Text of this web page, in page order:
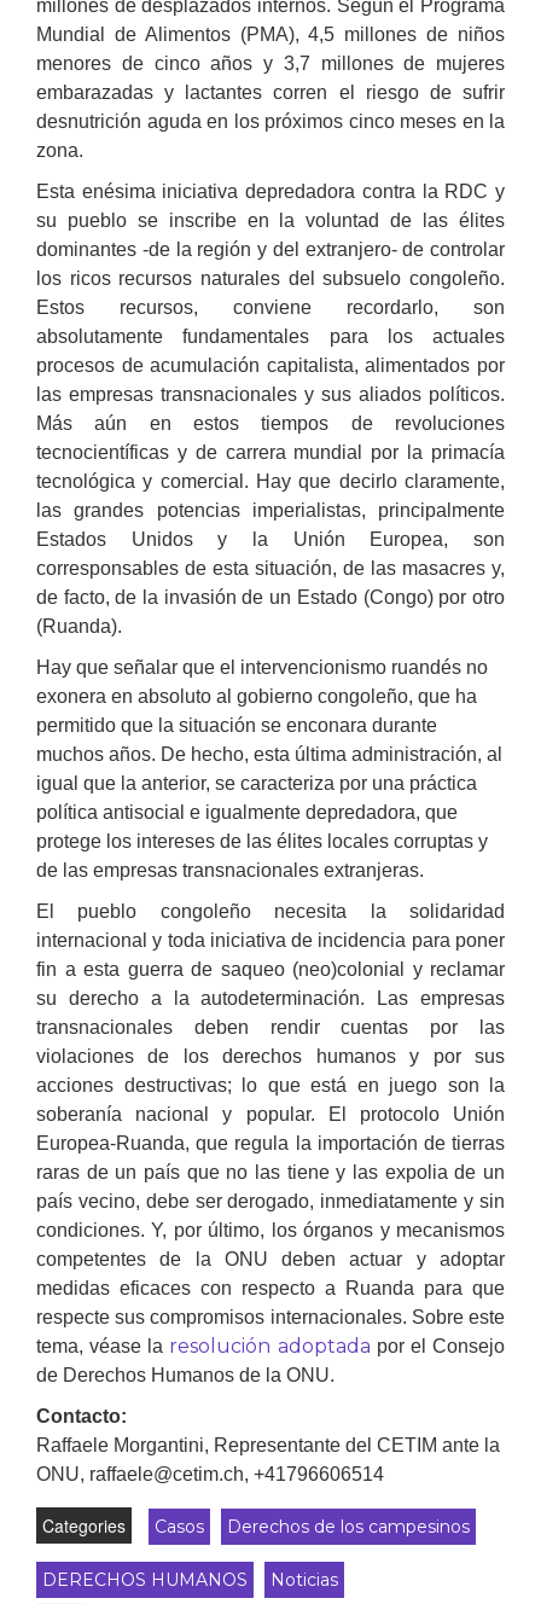
millones de desplazados internos. Según el Programa
Mundial de Alimentos (PMA), 4,5 millones de niños
menores de cinco años y 3,7 millones de mujeres
embarazadas y lactantes corren el riesgo de sufrir
desnutrición aguda en los próximos cinco meses en la
zona.
Esta enésima iniciativa depredadora contra la RDC y
su pueblo se inscribe en la voluntad de las élites
dominantes -de la región y del extranjero- de controlar
los ricos recursos naturales del subsuelo congoleño.
Estos recursos, conviene recordarlo, son
absolutamente fundamentales para los actuales
procesos de acumulación capitalista, alimentados por
las empresas transnacionales y sus aliados políticos.
Más aún en estos tiempos de revoluciones
tecnocientíficas y de carrera mundial por la primacía
tecnológica y comercial. Hay que decirlo claramente,
las grandes potencias imperialistas, principalmente
Estados Unidos y la Unión Europea, son
corresponsables de esta situación, de las masacres y,
de facto, de la invasión de un Estado (Congo) por otro
(Ruanda).
Hay que señalar que el intervencionismo ruandés no
exonera en absoluto al gobierno congoleño, que ha
permitido que la situación se enconara durante
muchos años. De hecho, esta última administración, al
igual que la anterior, se caracteriza por una práctica
política antisocial e igualmente depredadora, que
protege los intereses de las élites locales corruptas y
de las empresas transnacionales extranjeras.
El pueblo congoleño necesita la solidaridad
internacional y toda iniciativa de incidencia para poner
fin a esta guerra de saqueo (neo)colonial y reclamar
su derecho a la autodeterminación. Las empresas
transnacionales deben rendir cuentas por las
violaciones de los derechos humanos y por sus
acciones destructivas; lo que está en juego son la
soberanía nacional y popular. El protocolo Unión
Europea-Ruanda, que regula la importación de tierras
raras de un país que no las tiene y las expolia de un
país vecino, debe ser derogado, inmediatamente y sin
condiciones. Y, por último, los órganos y mecanismos
competentes de la ONU deben actuar y adoptar
medidas eficaces con respecto a Ruanda para que
respecte sus compromisos internacionales. Sobre este
tema, véase la resolución adoptada por el Consejo
de Derechos Humanos de la ONU.
Contacto:
Raffaele Morgantini, Representante del CETIM ante la
ONU, raffaele@cetim.ch, +41796606514
Categories Casos Derechos de los campesinos
DERECHOS HUMANOS Noticias